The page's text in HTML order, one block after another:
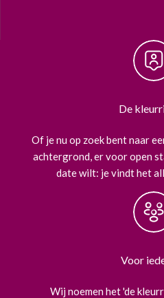
De
Of je nu op zoek bent naar
achtergrond, er voor open
date wilt: je vindt het
Voor
Wij noemen het 'de